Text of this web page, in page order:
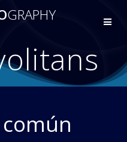
GRAPHY